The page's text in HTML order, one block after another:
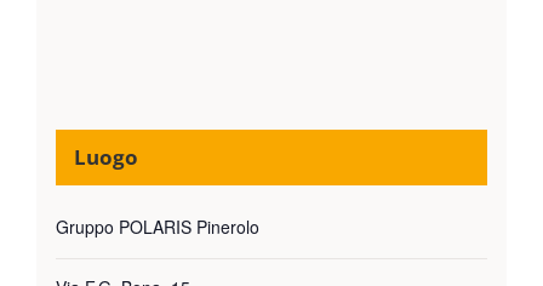
Luogo
Gruppo POLARIS Pinerolo